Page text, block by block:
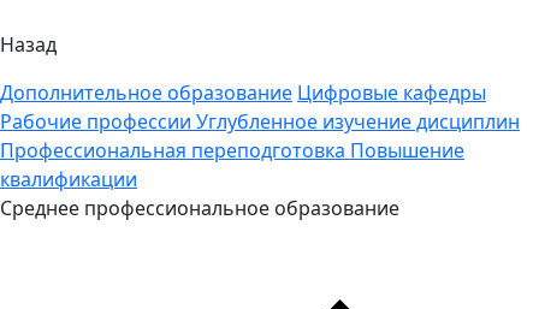
Назад
Дополнительное образование Цифровые кафедры
Рабочие профессии Углубленное изучение дисциплин
Профессиональная переподготовка Повышение
квалификации
Среднее профессиональное образование